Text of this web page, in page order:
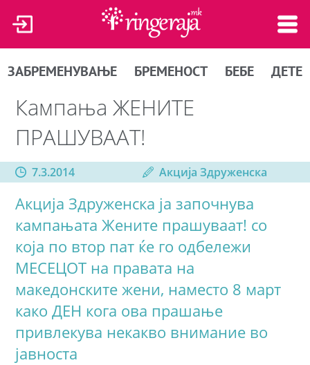
ЗАБРЕМЕНУВАЊЕ БРЕМЕНОСТ БЕБЕ ДЕТЕ
Кампања ЖЕНИТЕ
ПРАШУВААТ!
7.3.2014 Акција Здруженска
Акција Здруженска ја започнува
кампањата Жените прашуваат! со
која по втор пат ќе го одбележи
МЕСЕЦОТ на правата на
македонските жени, наместо 8 март
како ДЕН кога ова прашање
привлекува некакво внимание во
јавноста